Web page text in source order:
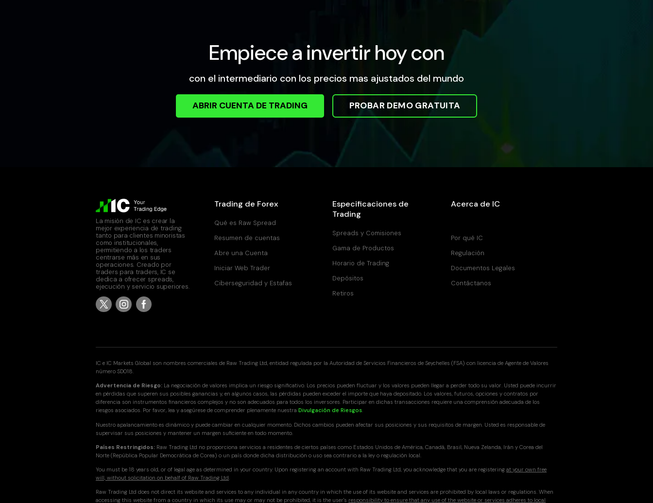
Empiece a invertir hoy con
con el intermediario con los precios mas ajustados del mundo
ABRIR CUENTA DE TRADING PROBAR DEMO GRATUITA
La misión de IC es crear la
mejor experiencia de trading
tanto para clientes minoristas
como institucionales,
permitiendo a los traders
centrarse más en sus
operaciones. Creado por
traders para traders, IC se
dedica a ofrecer spreads,
ejecución y servicio superiores.
Trading de Forex
Qué es Raw Spread
Resumen de cuentas
Abre una Cuenta
Iniciar Web Trader
Ciberseguridad y Estafas
Especificaciones de
Trading
Spreads y Comisiones
Gama de Productos
Horario de Trading
Depósitos
Retiros
Acerca de IC
Por qué IC
Regulación
Documentos Legales
Contáctanos
IC e IC Markets Global son nombres comerciales de Raw Trading Ltd, entidad regulada por la Autoridad de Servicios Financieros de Seychelles (FSA) con licencia de Agente de Valores
número SD018.
Advertencia de Riesgo: La negociación de valores implica un riesgo significativo. Los precios pueden fluctuar y los valores pueden llegar a perder todo su valor. Usted puede incurrir
en pérdidas que superen sus posibles ganancias y, en algunos casos, las pérdidas pueden exceder el importe que haya depositado. Los valores, futuros, opciones y contratos por
diferencia son instrumentos financieros complejos y no son adecuados para todos los inversores. Participar en dichas transacciones requiere una comprensión adecuada de los
riesgos asociados. Por favor, lea y asegúrese de comprender plenamente nuestraDivulgación de Riesgos.
Nuestro apalancamiento es dinámico y puede cambiar en cualquier momento. Dichos cambios pueden afectar sus posiciones y sus requisitos de margen. Usted es responsable de
supervisar sus posiciones y mantener un margen suficiente en todo momento.
Países Restringidos: Raw Trading Ltd no proporciona servicios a residentes de ciertos países como Estados Unidos de América, Canadá, Brasil, Nueva Zelanda, Irán y Corea del
Norte (República Popular Democrática de Corea) o un país donde dicha distribución o uso sea contrario a la ley o regulación local.
You must be 18 years old, or of legal age as determined in your country. Upon registering an account with Raw Trading Ltd, you acknowledge that you are registeringat your own free
will, without solicitation on behalf of Raw Trading Ltd.
Raw Trading Ltd does not direct its website and services to any individual in any country in which the use of its website and services are prohibited by local laws or regulations. When
accessing this website from a country in which its use may or may not be prohibited, it is the user's responsibility to ensure that any use of the website or services adheres to local